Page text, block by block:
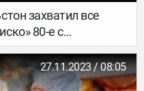
захватил все
80-е с
одежды и
гости Cora
любимое
27.11.2023 / 08:05